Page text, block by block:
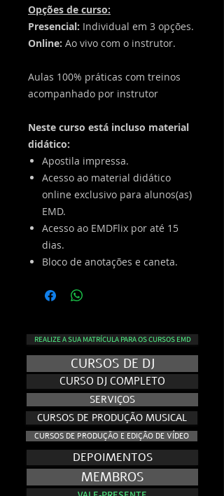
Opções de curso:
Presencial: Individual em 3 opções.
Online: Ao vivo com o instrutor.
Aulas 100% práticas com treinos
acompanhado por instrutor
​Neste curso está incluso material
didático:
Apostila impressa.
Acesso ao material didático
online exclusivo para alunos(as)
EMD.
Acesso ao EMDFlix por até 15
dias.
Bloco de anotações e caneta.
REALIZE A SUA MATRÍCULA PARA OS CURSOS EMD
CURSOS DE DJ
CURSO DJ COMPLETO
SERVIÇOS
CURSOS DE PRODUÇÃO MUSICAL
CURSOS DE PRODUÇÃO E EDIÇÃO DE VÍDEO
DEPOIMENTOS
MEMBROS